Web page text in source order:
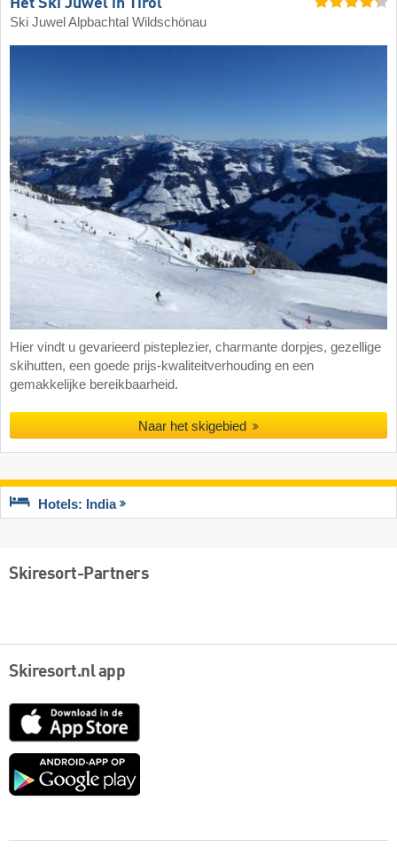
Het Ski Juwel in Tirol
Ski Juwel Alpbachtal Wildschönau
Hier vindt u gevarieerd pisteplezier, charmante dorpjes, gezellige
skihutten, een goede prijs-kwaliteitverhouding en een
gemakkelijke bereikbaarheid.
Naar het skigebied
Hotels: India
Skiresort-Partners
Skiresort.nl app
App
Google